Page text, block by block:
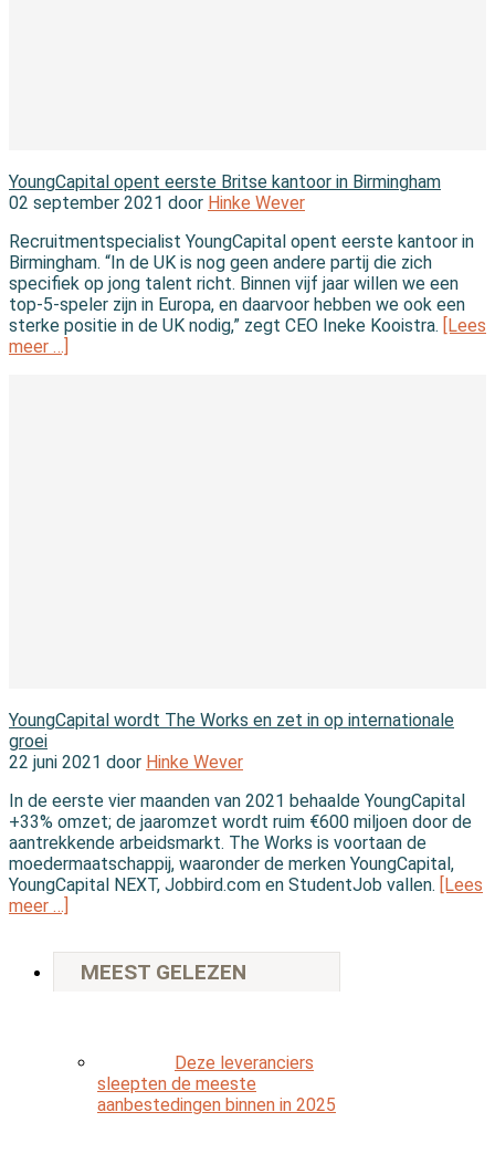
YoungCapital opent eerste Britse kantoor in Birmingham
02 september 2021 door Hinke Wever
Recruitmentspecialist YoungCapital opent eerste kantoor in
Birmingham. “In de UK is nog geen andere partij die zich
specifiek op jong talent richt. Binnen vijf jaar willen we een
top-5-speler zijn in Europa, en daarvoor hebben we ook een
sterke positie in de UK nodig,” zegt CEO Ineke Kooistra. [Lees
meer …]
YoungCapital wordt The Works en zet in op internationale
groei
22 juni 2021 door Hinke Wever
In de eerste vier maanden van 2021 behaalde YoungCapital
+33% omzet; de jaaromzet wordt ruim €600 miljoen door de
aantrekkende arbeidsmarkt. The Works is voortaan de
moedermaatschappij, waaronder de merken YoungCapital,
YoungCapital NEXT, Jobbird.com en StudentJob vallen. [Lees
meer …]
MEEST GELEZEN
Deze leveranciers
sleepten de meeste
aanbestedingen binnen in 2025